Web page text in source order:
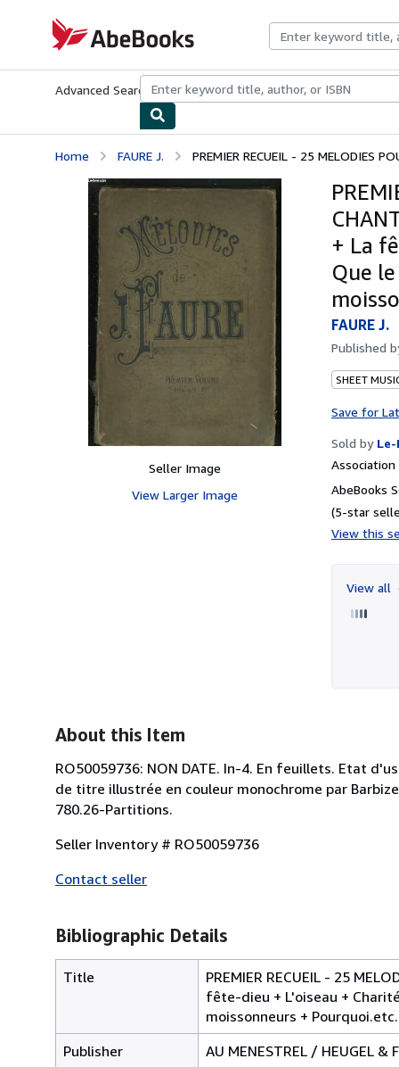
AbeBooks.com
Advanced Search Browse CollectionsRare BooksArt &
Home FAURE J. PREMIER RECUEIL - 25 MELODIES
Seller Image
View Larger Image
+ La
Que
FAURE J.
Published
SHEET
Save for
Sold by
AbeBooks
(5-star
View this
View all
About this Item
RO50059736: NON DATE. In-4. En feuillets. Etat
de titre illustrée en couleur monochrome par
780.26-Partitions.
Seller Inventory # RO50059736
Contact seller
Bibliographic Details
Title
PREMIER RECUEIL - 25
fête-dieu + L'oiseau +
moissonneurs + Pourquoi.etc.
Publisher
AU MENESTREL / HEUGEL &